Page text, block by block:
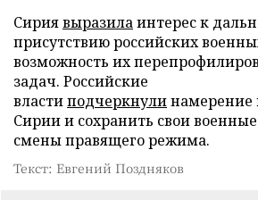
Сириявыразилаинтерес к
присутствию российских
возможность их
задач. Российские
властиподчеркнулинамерение
Сирии и сохранить свои
смены правящего режима.
Текст: Евгений Поздняков